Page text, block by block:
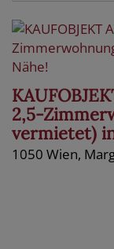
2,5-
vermietet)
1050 Wien,